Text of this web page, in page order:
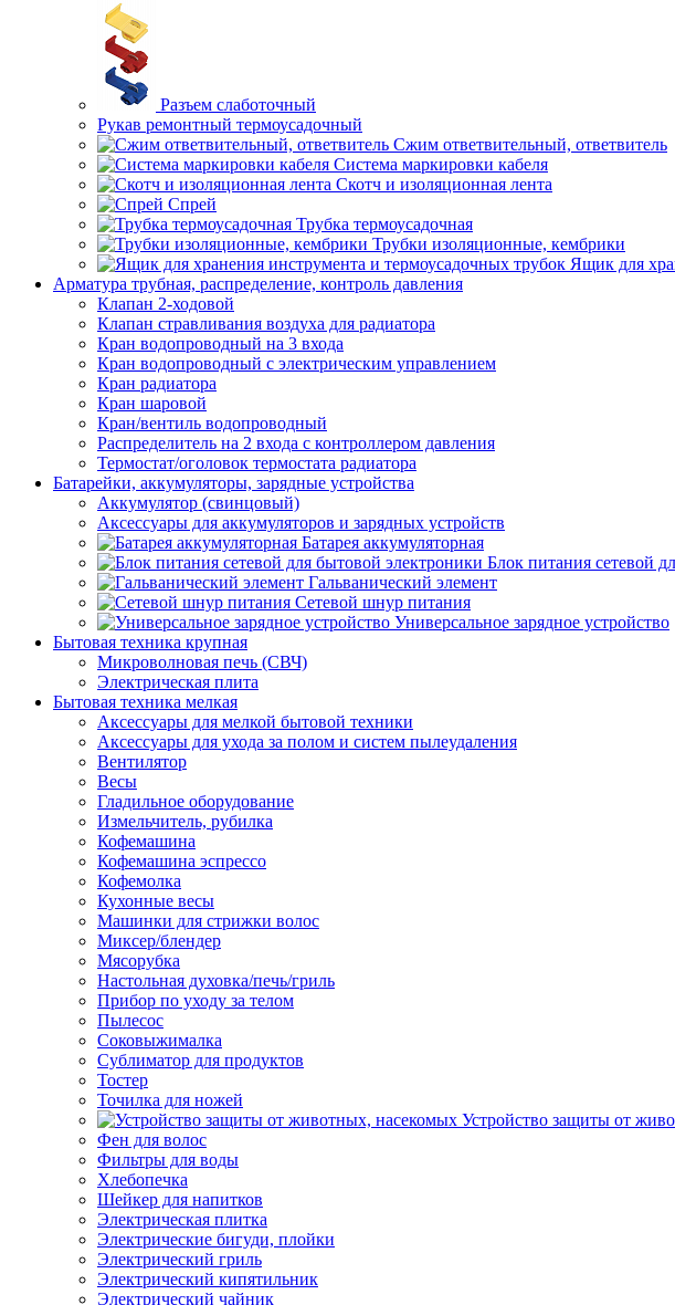
Разъем слаботочный
Рукав ремонтный термоусадочный
Сжим ответвительный, ответвитель
Система маркировки кабеля
Скотч и изоляционная лента
Спрей
Трубка термоусадочная
Трубки изоляционные, кембрики
Ящик для
Арматура трубная, распределение, контроль давления
Клапан 2-ходовой
Клапан стравливания воздуха для радиатора
Кран водопроводный на 3 входа
Кран водопроводный с электрическим управлением
Кран радиатора
Кран шаровой
Кран/вентиль водопроводный
Распределитель на 2 входа с контроллером давления
Термостат/оголовок термостата радиатора
Батарейки, аккумуляторы, зарядные устройства
Аккумулятор (свинцовый)
Аксессуары для аккумуляторов и зарядных устройств
Батарея аккумуляторная
Блок питания сетевой
Гальванический элемент
Сетевой шнур питания
Универсальное зарядное устройство
Бытовая техника крупная
Микроволновая печь (СВЧ)
Электрическая плита
Бытовая техника мелкая
Аксессуары для мелкой бытовой техники
Аксессуары для ухода за полом и систем пылеудаления
Вентилятор
Весы
Гладильное оборудование
Измельчитель, рубилка
Кофемашина
Кофемашина эспрессо
Кофемолка
Кухонные весы
Машинки для стрижки волос
Миксер/блендер
Мясорубка
Настольная духовка/печь/гриль
Прибор по уходу за телом
Пылесос
Соковыжималка
Сублиматор для продуктов
Тостер
Точилка для ножей
Устройство защиты от
Фен для волос
Фильтры для воды
Хлебопечка
Шейкер для напитков
Электрическая плитка
Электрические бигуди, плойки
Электрический гриль
Электрический кипятильник
Электрический чайник